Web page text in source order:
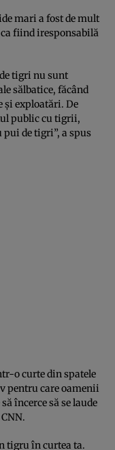
mari a fost de mult
fiind iresponsabilă
tigri nu sunt
sălbatice, făcând
și exploatări. De
public cu tigrii,
de tigri”, a spus
o curte din spatele
pentru care oamenii
încerce să se laude
tigru în curtea ta.